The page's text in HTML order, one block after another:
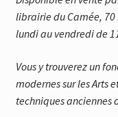
librairie du Camée, 70
lundi au vendredi de
Vous y trouverez un
modernes sur les Arts
techniques anciennes